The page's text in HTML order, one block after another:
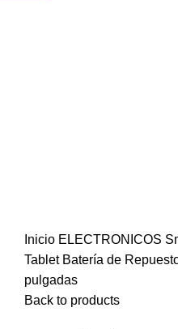
Inicio ELECTRONICOS
Tablet Batería de
pulgadas
Back to products